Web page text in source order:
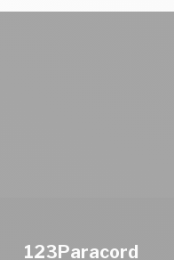
123Paracord